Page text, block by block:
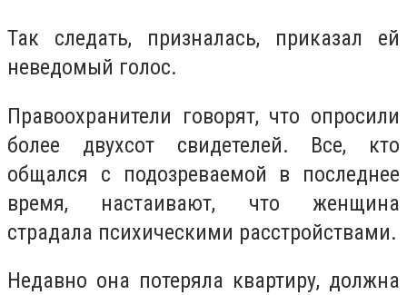
Так следать, призналась, приказал ей
неведомый голос.
Правоохранители говорят, что опросили
более двухсот свидетелей. Все, кто
общался с подозреваемой в последнее
время, настаивают, что женщина
страдала психическими расстройствами.
Недавно она потеряла квартиру, должна